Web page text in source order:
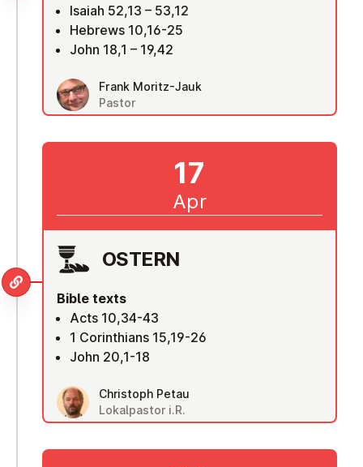
Isaiah 52,13 – 53,12
Hebrews 10,16-25
John 18,1 – 19,42
Frank Moritz-Jauk
Pastor
OSTERN
Bible texts
Acts 10,34-43
1 Corinthians 15,19-26
John 20,1-18
Christoph Petau
Lokalpastor i.R.
17
Apr